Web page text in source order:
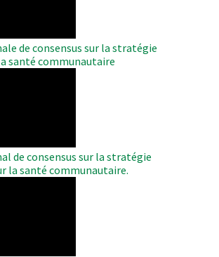
de consensus sur la stratégie
santé communautaire
de consensus sur la stratégie
la santé communautaire.